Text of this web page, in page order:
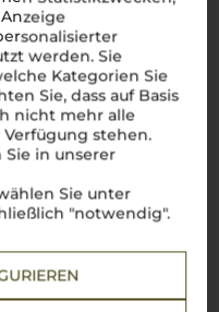
werden. Sie
Kategorien Sie
Sie, dass auf Basis
nicht mehr alle
stehen.
in unserer
Sie unter
"notwendig".